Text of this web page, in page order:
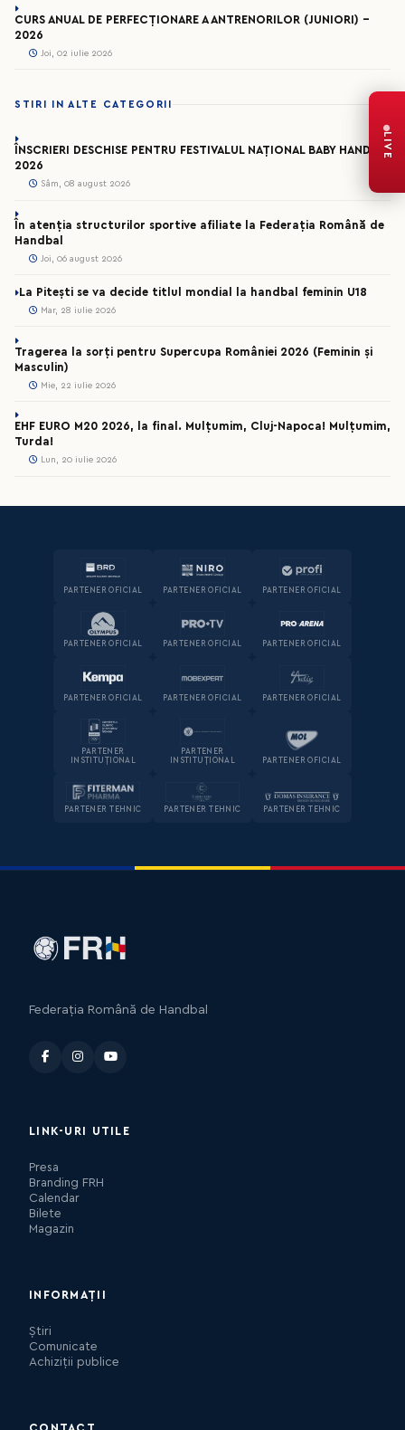
CURS ANUAL DE PERFECȚIONARE A ANTRENORILOR (JUNIORI) -
2026
Joi, 02 iulie 2026
STIRI IN ALTE CATEGORII
ÎNSCRIERI DESCHISE PENTRU FESTIVALUL NAȚIONAL BABY HANDBAL
2026
Sâm, 08 august 2026
În atenția structurilor sportive afiliate la Federația Română de
Handbal
Joi, 06 august 2026
La Pitești se va decide titlul mondial la handbal feminin U18
Mar, 28 iulie 2026
Tragerea la sorți pentru Supercupa României 2026 (Feminin și
Masculin)
Mie, 22 iulie 2026
EHF EURO M20 2026, la final. Mulțumim, Cluj-Napoca! Mulțumim,
Turda!
Lun, 20 iulie 2026
PARTENER OFICIAL PARTENER OFICIAL PARTENER OFICIAL
PARTENER OFICIAL PARTENER OFICIAL PARTENER OFICIAL
PARTENER OFICIAL PARTENER OFICIAL PARTENER OFICIAL
PARTENER
INSTITUȚIONAL
PARTENER
INSTITUȚIONAL
PARTENER OFICIAL
PARTENER TEHNIC PARTENER TEHNIC PARTENER TEHNIC
LIVE
Federația Română de Handbal
LINK-URI UTILE
Presa
Branding FRH
Calendar
Bilete
Magazin
INFORMAȚII
Știri
Comunicate
Achiziții publice